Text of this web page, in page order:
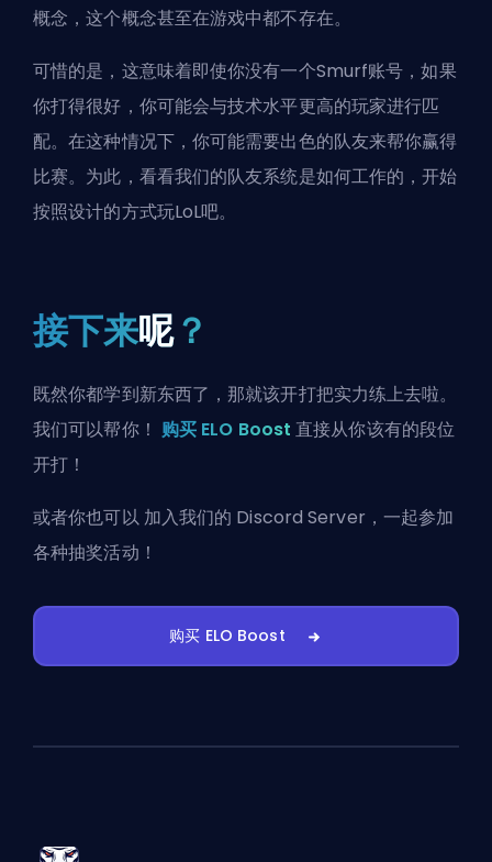
概念，这个概念甚至在游戏中都不存在。
可惜的是，这意味着即使你没有一个Smurf账号 ，如果
你打得很好，你可能会与技术水平更高的玩家进行匹
配。在这种情况下，你可能需要出色的队友来帮你赢得
比赛。为此，看看我们的队友系统是如何工作的 ，开始
按照设计的方式玩LoL吧。
接下来呢？
既然你都学到新东西了，那就该开打把实力练上去啦。
我们可以帮你！ 购买 ELO Boost 直接从你该有的段位
开打！
或者你也可以 加入我们的 Discord Server ，一起参加
各种抽奖活动！
购买 ELO Boost